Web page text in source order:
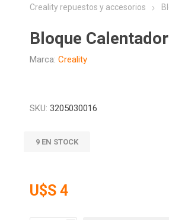
Creality repuestos y accesorios
Bloque
Marca: Creality
SKU: 3205030016
9 EN STOCK
U$S 4